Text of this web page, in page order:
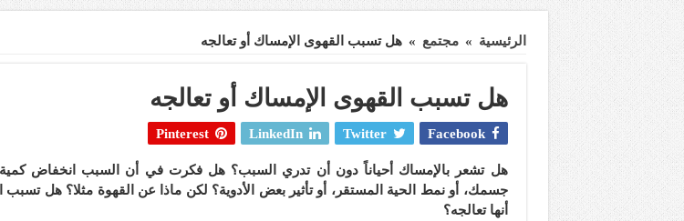
الرئيسية » مجتمع » هل تسبب القهوى الإمساك أو تعالجه
هل تسبب القهوى الإمساك أو تعالجه
Facebook
Twitter
LinkedIn
Pinterest
هلتشعر
بالإمساك أحياناً دون أن تدري السبب؟ هل فكرت في أن السبب انخفاض
جسمك، أو نمط الحية المستقر، أو تأثير بعض الأدوية؟ لكن ماذا عن القهوة مثلا؟ هل تسبب
أنها تعالجه؟